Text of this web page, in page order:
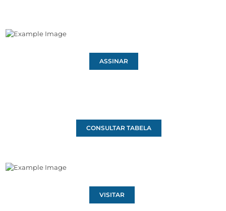
ASSINAR
CONSULTAR TABELA
VISITAR